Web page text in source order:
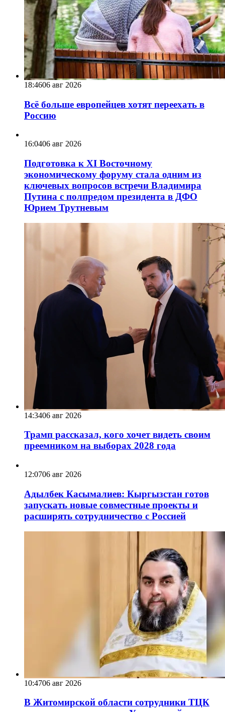
18:4606 авг 2026
Всё больше европейцев хотят переехать в
Россию
16:0406 авг 2026
Подготовка к XI Восточному
экономическому форуму стала одним из
ключевых вопросов встречи Владимира
Путина с полпредом президента в ДФО
Юрием Трутневым
14:3406 авг 2026
Трамп рассказал, кого хочет видеть своим
преемником на выборах 2028 года
12:0706 авг 2026
Адылбек Касымалиев: Кыргызстан готов
запускать новые совместные проекты и
расширять сотрудничество с Россией
10:4706 авг 2026
В Житомирской области сотрудники ТЦК